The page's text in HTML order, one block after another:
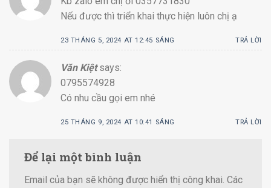
Nếu được thì triển khai thực hiện luôn chị ạ
23 THÁNG 5, 2024 AT 12:45 SÁNG TRẢ LỜI
Văn Kiệt says:
0795574928
Có nhu cầu gọi em nhé
25 THÁNG 9, 2024 AT 10:41 SÁNG TRẢ LỜI
Để lại một bình luận
Email của bạn sẽ không được hiển thị công khai. Các